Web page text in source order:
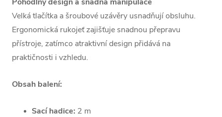
Velká tlačítka a šroubové uzávěry usnadňují obsluhu.
Ergonomická rukojeť zajišťuje snadnou přepravu
přístroje, zatímco atraktivní design přidává na
praktičnosti i vzhledu.
Obsah balení:
Sací hadice: 2 m